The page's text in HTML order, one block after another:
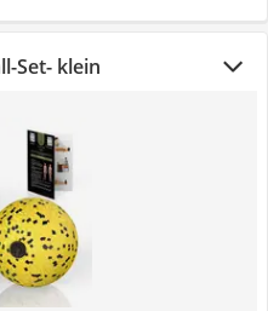
Set- klein